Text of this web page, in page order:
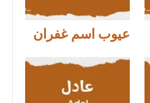
عيوب اسم غفران